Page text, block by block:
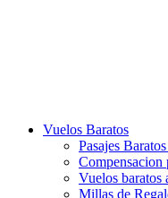
Vuelos Baratos
Pasajes
Compensacion
Vuelos baratos
Millas de